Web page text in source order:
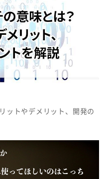
ットやデメリット、開発の